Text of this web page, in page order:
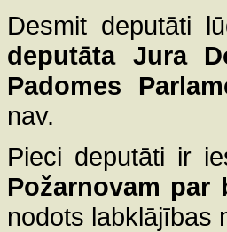
Desmit deputāti
deputāta Jura
Padomes
nav.
Pieci deputāti ir
Požarnovam par
nodots labklājības